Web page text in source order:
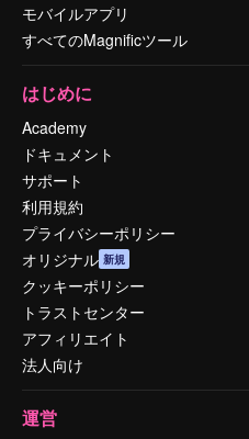
モバイルアプリ
すべてのMagnificツール
はじめに
Academy
ドキュメント
サポート
利用規約
プライバシーポリシー
オリジナル 新規
クッキーポリシー
トラストセンター
アフィリエイト
法人向け
運営